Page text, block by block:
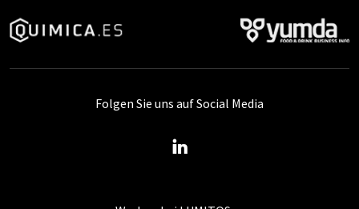
Folgen Sie uns auf Social Media